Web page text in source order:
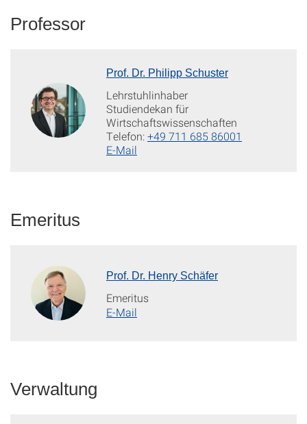
Professor
Prof. Dr. Philipp Schuster
Lehrstuhlinhaber
Studiendekan für
Wirtschaftswissenschaften
Telefon:+49 711 685 86001
E-Mail
Emeritus
Prof. Dr. Henry Schäfer
Emeritus
E-Mail
Verwaltung